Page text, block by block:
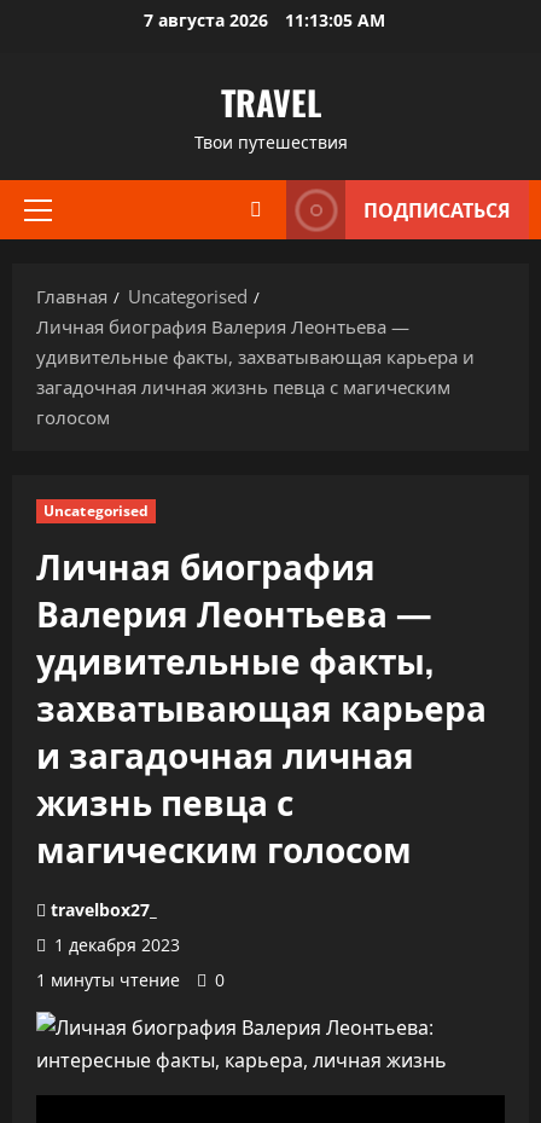
7 августа 2026 11:13:06 AM
TRAVEL
Твои путешествия
Основное
ПОДПИСАТЬСЯ
Главная
Uncategorised
Личная биография Валерия Леонтьева —
удивительные факты, захватывающая карьера и
загадочная личная жизнь певца с магическим
голосом
Uncategorised
Личная биография
Валерия Леонтьева —
удивительные факты,
захватывающая карьера
и загадочная личная
жизнь певца с
магическим голосом
travelbox27_
1 декабря 2023
1 минуты чтение
0